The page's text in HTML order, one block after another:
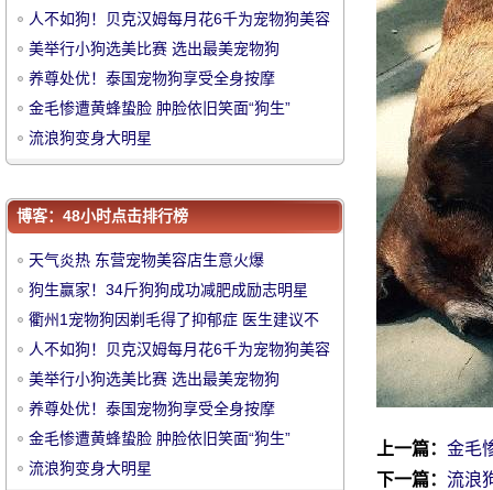
华
上一篇： 金毛
下一篇： 流浪
养尊处优！泰国宠物狗享受全身按摩
金毛惨遭黄蜂蛰脸 肿脸依旧笑面“狗生”
流浪狗变身大明星
要剃光
人不如狗！贝克汉姆每月花6千为宠物狗美容
美举行小狗选美比赛 选出最美宠物狗
养尊处优！泰国宠物狗享受全身按摩
金毛惨遭黄蜂蛰脸 肿脸依旧笑面“狗生”
流浪狗变身大明星
博客：48小时点击排行榜
天气炎热 东营宠物美容店生意火爆
狗生赢家！34斤狗狗成功减肥成励志明星
衢州1宠物狗因剃毛得了抑郁症 医生建议不
要剃光
人不如狗！贝克汉姆每月花6千为宠物狗美容
美举行小狗选美比赛 选出最美宠物狗
养尊处优！泰国宠物狗享受全身按摩
金毛惨遭黄蜂蛰脸 肿脸依旧笑面“狗生”
流浪狗变身大明星